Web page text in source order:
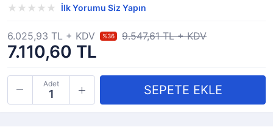
İlk Yorumu Siz Yapın
7.110,60 TL
6.025,93 TL + KDV %36 9.547,61 TL + KDV
Adet